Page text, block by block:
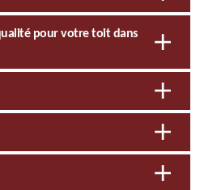
pour votre toit dans